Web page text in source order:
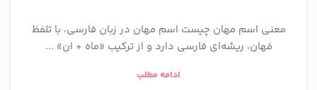
معنی اسم مهان چیست اسم مهان در زبان فارسی، با تلفظ
مَهان، ریشه‌ای فارسی دارد و از ترکیب «ماه + ان» ...
ادامه مطلب